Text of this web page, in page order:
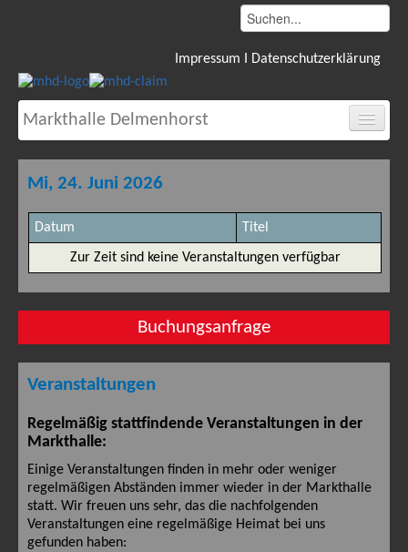
Impressum I Datenschutzerklärung
Markthalle Delmenhorst
Ansichten
Ausstattung
Lage
Preise
Service
360° Panorama
Mi, 24. Juni 2026
Datum Titel
Zur Zeit sind keine Veranstaltungen verfügbar
Buchungsanfrage
Veranstaltungen
Regelmäßig stattfindende Veranstaltungen in der
Markthalle:
Einige Veranstaltungen finden in mehr oder weniger
regelmäßigen Abständen immer wieder in der Markthalle
statt. Wir freuen uns sehr, das die nachfolgenden
Veranstaltungen eine regelmäßige Heimat bei uns
gefunden haben: